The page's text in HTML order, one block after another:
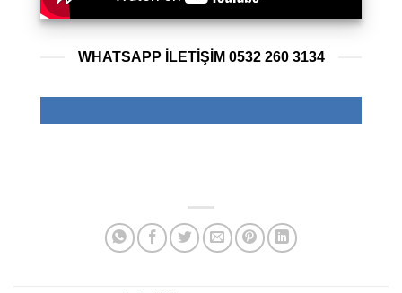
WHATSAPP ILETIŞIM 0532 260 3134